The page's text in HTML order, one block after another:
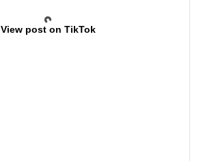
View post on TikTok